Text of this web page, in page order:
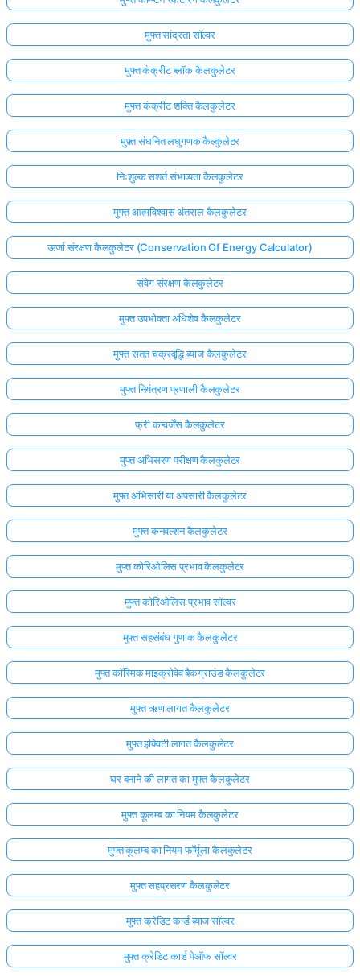
मुफ्त सांद्रता सॉल्वर
मुफ्त कंक्रीट ब्लॉक कैलकुलेटर
मुफ्त कंक्रीट शक्ति कैलकुलेटर
मुफ़्त संघनित लघुगणक कैल्कुलेटर
निःशुल्क सशर्त संभाव्यता कैलकुलेटर
मुफ्त आत्मविश्वास अंतराल कैलकुलेटर
ऊर्जा संरक्षण कैलकुलेटर (Conservation Of Energy Calculator)
संवेग संरक्षण कैलकुलेटर
मुफ्त उपभोक्ता अधिशेष कैलकुलेटर
मुफ्त सतत चक्रवृद्धि ब्याज कैलकुलेटर
मुफ्त नियंत्रण प्रणाली कैलकुलेटर
फ्री कन्वर्जेंस कैलकुलेटर
मुफ्त अभिसरण परीक्षण कैलकुलेटर
मुफ्त अभिसारी या अपसारी कैलकुलेटर
मुफ्त कनवल्शन कैलकुलेटर
मुफ्त कोरिओलिस प्रभाव कैलकुलेटर
मुफ्त कोरिओलिस प्रभाव सॉल्वर
मुफ्त सहसंबंध गुणांक कैलकुलेटर
मुफ्त कॉस्मिक माइक्रोवेव बैकग्राउंड कैलकुलेटर
मुफ्त ऋण लागत कैलकुलेटर
मुफ्त इक्विटी लागत कैलकुलेटर
घर बनाने की लागत का मुफ्त कैलकुलेटर
मुफ्त कूलम्ब का नियम कैलकुलेटर
मुफ्त कूलम्ब का नियम फॉर्मूला कैलकुलेटर
मुफ्त सहप्रसरण कैलकुलेटर
मुफ्त क्रेडिट कार्ड ब्याज सॉल्वर
मुफ्त क्रेडिट कार्ड पेऑफ सॉल्वर